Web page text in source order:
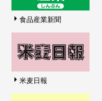
食品産業新聞
米麦日報